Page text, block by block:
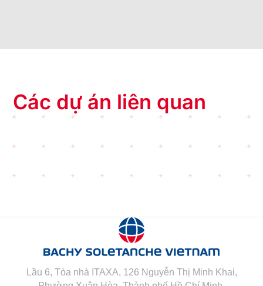
Các dự án liên quan
Lầu 6, Tòa nhà ITAXA, 126 Nguyễn Thị Minh Khai,